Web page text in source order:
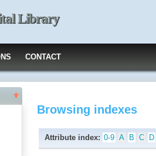
Library
CONTACT
Browsing indexes
Attribute index: 0-9 A B C D